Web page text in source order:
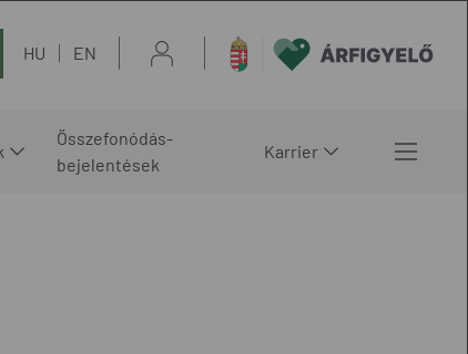
HU EN
Összefonódás-
bejelentések
Karrier